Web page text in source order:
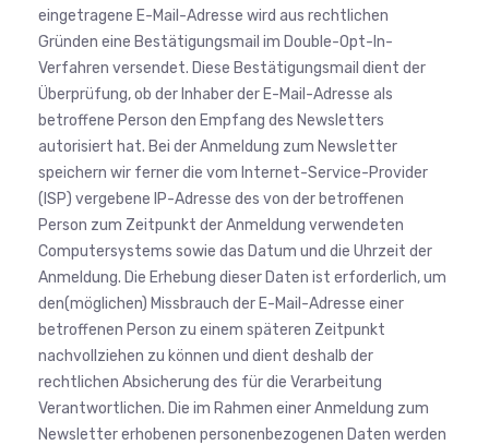
eingetragene E-Mail-Adresse wird aus rechtlichen
Gründen eine Bestätigungsmail im Double-Opt-In-
Verfahren versendet. Diese Bestätigungsmail dient der
Überprüfung, ob der Inhaber der E-Mail-Adresse als
betroffene Person den Empfang des Newsletters
autorisiert hat. Bei der Anmeldung zum Newsletter
speichern wir ferner die vom Internet-Service-Provider
(ISP) vergebene IP-Adresse des von der betroffenen
Person zum Zeitpunkt der Anmeldung verwendeten
Computersystems sowie das Datum und die Uhrzeit der
Anmeldung. Die Erhebung dieser Daten ist erforderlich, um
den(möglichen) Missbrauch der E-Mail-Adresse einer
betroffenen Person zu einem späteren Zeitpunkt
nachvollziehen zu können und dient deshalb der
rechtlichen Absicherung des für die Verarbeitung
Verantwortlichen. Die im Rahmen einer Anmeldung zum
Newsletter erhobenen personenbezogenen Daten werden